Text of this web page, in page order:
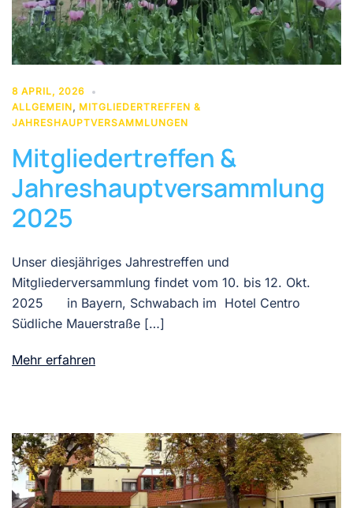
8 APRIL, 2026
ALLGEMEIN, MITGLIEDERTREFFEN &
JAHRESHAUPTVERSAMMLUNGEN
Mitgliedertreffen &
Jahreshauptversammlung
2025
Unser diesjähriges Jahrestreffen und
Mitgliederversammlung findet vom 10. bis 12. Okt.
2025 in Bayern, Schwabach im Hotel Centro
Südliche Mauerstraße […]
Mehr erfahren